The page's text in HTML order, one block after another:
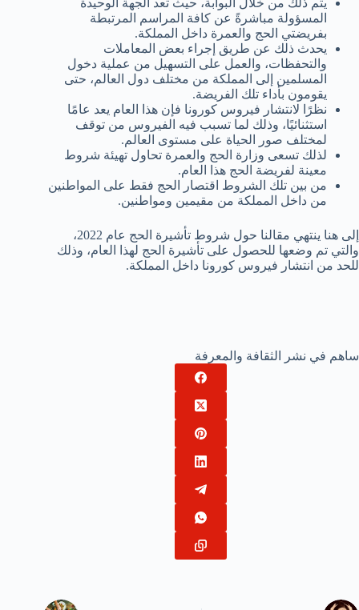
المسؤولة مباشرةً عن كافة المراسم المرتبطة
بفريضتي الحج والعمرة داخل المملكة.
يحدث ذلك عن طريق إجراء بعض المعاملات
والتحفظات، والعمل على التسهيل من عملية دخول
المسلمين إلى المملكة من مختلف دول العالم، حتى
يقومون بأداء تلك الفريضة.
نظرًا لانتشار فيروس كورونا فإن هذا العام يعد عامًا
استثنائيًا، وذلك لما تسبب فيه الفيروس من توقف
لمختلف صور الحياة على مستوى العالم.
لذلك تسعى وزارة الحج والعمرة تحاول تهيئة شروط
معينة لفريضة الحج هذا العام.
من بين تلك الشروط اقتصار الحج فقط على المواطنين
من داخل المملكة من مقيمين ومواطنين.
إلى هنا ينتهي مقالنا حول شروط تأشيرة الحج عام 2022،
والتي تم وضعها للحصول على تأشيرة الحج لهذا العام، وذلك
للحد من انتشار فيروس كورونا داخل المملكة.
ساهم في نشر الثقافة والمعرفة